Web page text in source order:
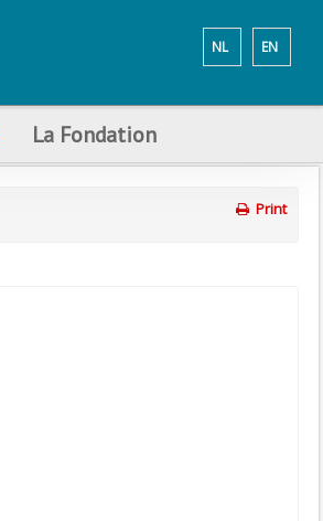
EN
NL
La Fondation
Print